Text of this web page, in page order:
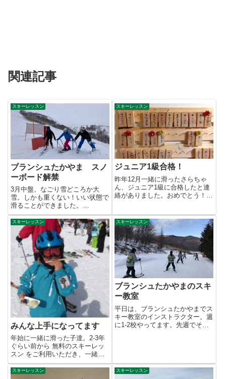
関連記事
スキーレッスン
ブランシュたかやま スノ
ーボード解禁
3月中盤、なごり雪どころか大
雪。しかも重くない！いい状態で
滑ることができました。
2025/3/16(日) りょういち君が...
スキーレッスン
ジュニア1級合格！
昨年12月一緒に滑ったさらちゃ
ん、ジュニア1級に合格したと連
絡がありました。おめでとう！う
スキーレッスン
みんな上手になってます
年始に一緒に滑った子達。2-3年
ぐらい前から 無料のスキーレッ
スン をご利用いただき、一緒に
滑ってる子もいます。いつも去...
スキーレッスン
ブランシュたかやまのスキ
ー教室
平日は、ブランシュたかやまでス
キー教室のインストラクター。週
に1-2校やってます。先週でその
スキーレッスン スキーレッスン